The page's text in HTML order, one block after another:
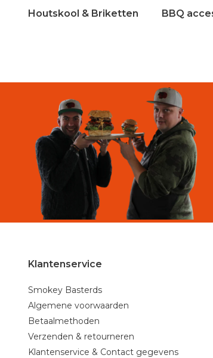
Houtskool & Briketten BBQ
Klantenservice
Smokey Basterds
Algemene voorwaarden
Betaalmethoden
Verzenden & retourneren
Klantenservice & Contact gegevens